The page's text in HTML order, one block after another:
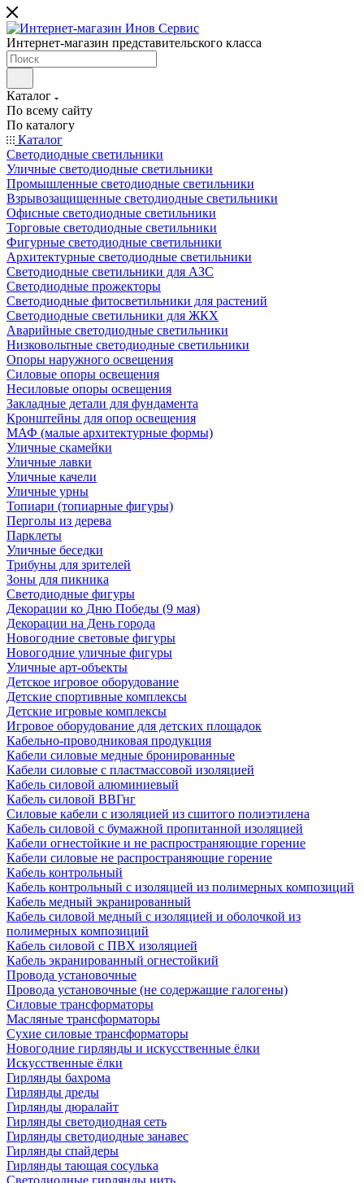
Интернет-магазин представительского класса
Каталог
По всему сайту
По каталогу
Каталог
Светодиодные светильники
Уличные светодиодные светильники
Промышленные светодиодные светильники
Взрывозащищенные светодиодные светильники
Офисные светодиодные светильники
Торговые светодиодные светильники
Фигурные светодиодные светильники
Архитектурные светодиодные светильники
Светодиодные светильники для АЗС
Светодиодные прожекторы
Светодиодные фитосветильники для растений
Светодиодные светильники для ЖКХ
Аварийные светодиодные светильники
Низковольтные светодиодные светильники
Опоры наружного освещения
Силовые опоры освещения
Несиловые опоры освещения
Закладные детали для фундамента
Кронштейны для опор освещения
МАФ (малые архитектурные формы)
Уличные скамейки
Уличные лавки
Уличные качели
Уличные урны
Топиари (топиарные фигуры)
Перголы из дерева
Парклеты
Уличные беседки
Трибуны для зрителей
Зоны для пикника
Светодиодные фигуры
Декорации ко Дню Победы (9 мая)
Декорации на День города
Новогодние световые фигуры
Новогодние уличные фигуры
Уличные арт-объекты
Детское игровое оборудование
Детские спортивные комплексы
Детские игровые комплексы
Игровое оборудование для детских площадок
Кабельно-проводниковая продукция
Кабели силовые медные бронированные
Кабели силовые с пластмассовой изоляцией
Кабель силовой алюминиевый
Кабель силовой ВВГнг
Силовые кабели с изоляцией из сшитого полиэтилена
Кабель силовой с бумажной пропитанной изоляцией
Кабели огнестойкие и не распространяющие горение
Кабели силовые не распространяющие горение
Кабель контрольный
Кабель контрольный с изоляцией из полимерных композиций
Кабель медный экранированный
Кабель силовой медный с изоляцией и оболочкой из
полимерных композиций
Кабель силовой с ПВХ изоляцией
Кабель экранированный огнестойкий
Провода установочные
Провода установочные (не содержащие галогены)
Силовые трансформаторы
Масляные трансформаторы
Сухие силовые трансформаторы
Новогодние гирлянды и искусственные ёлки
Искусственные ёлки
Гирлянды бахрома
Гирлянды дреды
Гирлянды дюралайт
Гирлянды светодиодная сеть
Гирлянды светодиодные занавес
Гирлянды спайдеры
Гирлянды тающая сосулька
Светодиодные гирлянды нить